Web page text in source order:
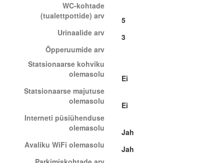
WC-kohtade
(tualettpottide) arv
5
Urinaalide arv
3
Õpperuumide arv
Statsionaarse kohviku
olemasolu
Ei
Statsionaarse majutuse
olemasolu
Ei
Interneti püsiühenduse
olemasolu
Jah
Avaliku WiFi olemasolu
Jah